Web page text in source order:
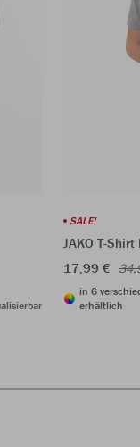
SALE!
JAKO T-
17,99 €
in 6
erhältlich